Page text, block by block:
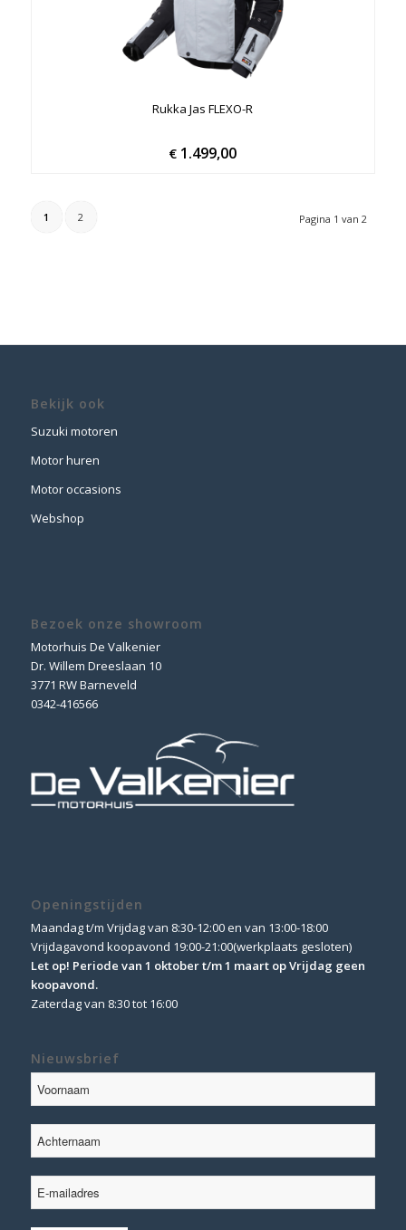
Rukka Jas FLEXO-R
€ 1.499,00
Pagina 1 van 2
1 2
Bekijk ook
Suzuki motoren
Motor huren
Motor occasions
Webshop
Bezoek onze showroom
Motorhuis De Valkenier
Dr. Willem Dreeslaan 10
3771 RW Barneveld
0342-416566
Openingstijden
Maandag t/m Vrijdag van 8:30-12:00 en van 13:00-18:00
Vrijdagavond koopavond 19:00-21:00(werkplaats gesloten)
Let op! Periode van 1 oktober t/m 1 maart op Vrijdag geen
koopavond.
Zaterdag van 8:30 tot 16:00
Nieuwsbrief